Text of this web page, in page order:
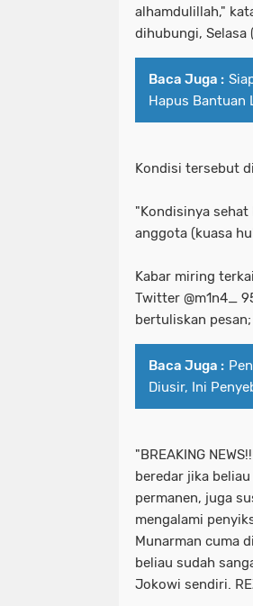
alhamdulillah,"
dihubungi, Selasa
Baca Juga :
Hapus Bantuan
Kondisi tersebut
"Kondisinya
anggota (kuasa
Kabar miring
Twitter @m1n4_
bertuliskan pesan;
Baca Juga :
Diusir, Ini
"BREAKING
beredar jika
permanen, juga
mengalami
Munarman cuma
beliau sudah
Jokowi sendiri.